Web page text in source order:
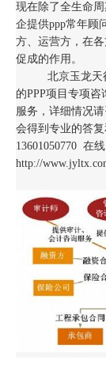
现在除了全生命
企提供ppp常年顾
方、运营方，在
促成的作用。
北京玉龙天行
的PPP项目专项
服务，详细情况
会得到专业的答
13601050770 在
http://